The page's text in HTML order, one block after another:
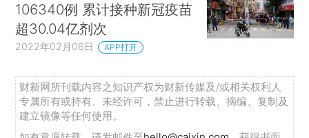
106340例 累计接种新冠疫苗
超30.04亿剂次
2022年02月06日 APP打开
财新网所刊载内容之知识产权为财新传媒及/或相关权利人
专属所有或持有。未经许可，禁止进行转载、摘编、复制及
建立镜像等任何使用。